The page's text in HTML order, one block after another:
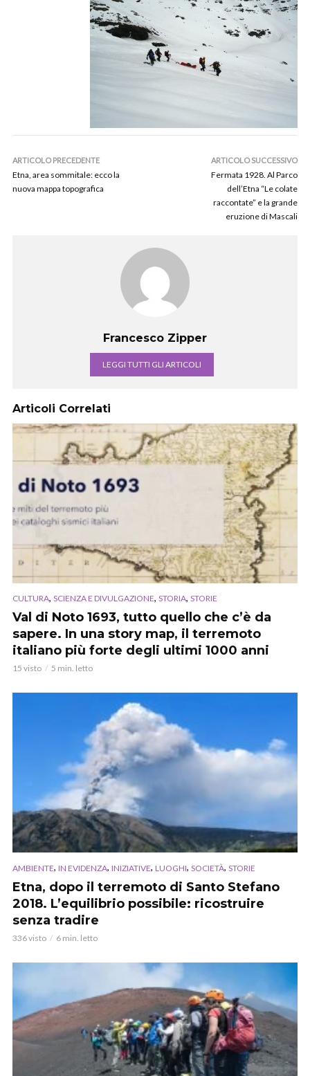
ARTICOLO PRECEDENTE
Etna, area sommitale: ecco la
nuova mappa topografica
ARTICOLO SUCCESSIVO
Fermata 1928. Al Parco
dell’Etna “Le colate
raccontate” e la grande
eruzione di Mascali
Francesco Zipper
LEGGI TUTTI GLI ARTICOLI
Articoli Correlati
CULTURA, SCIENZA E DIVULGAZIONE, STORIA, STORIE
Val di Noto 1693, tutto quello che c’è da
sapere. In una story map, il terremoto
italiano più forte degli ultimi 1000 anni
15 visto 5 min. letto
AMBIENTE, IN EVIDENZA, INIZIATIVE, LUOGHI, SOCIETÀ, STORIE
Etna, dopo il terremoto di Santo Stefano
2018. L’equilibrio possibile: ricostruire
senza tradire
336 visto 6 min. letto